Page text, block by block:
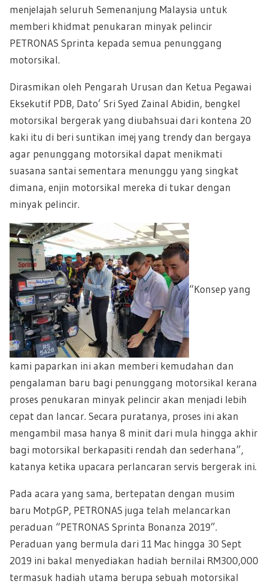
menjelajah seluruh Semenanjung Malaysia untuk
memberi khidmat penukaran minyak pelincir
PETRONAS Sprinta kepada semua penunggang
motorsikal.
Dirasmikan oleh Pengarah Urusan dan Ketua Pegawai
Eksekutif PDB, Dato’ Sri Syed Zainal Abidin, bengkel
motorsikal bergerak yang diubahsuai dari kontena 20
kaki itu di beri suntikan imej yang trendy dan bergaya
agar penunggang motorsikal dapat menikmati
suasana santai sementara menunggu yang singkat
dimana, enjin motorsikal mereka di tukar dengan
minyak pelincir.
“Konsep yang
kami paparkan ini akan memberi kemudahan dan
pengalaman baru bagi penunggang motorsikal kerana
proses penukaran minyak pelincir akan menjadi lebih
cepat dan lancar. Secara puratanya, proses ini akan
mengambil masa hanya 8 minit dari mula hingga akhir
bagi motorsikal berkapasiti rendah dan sederhana”,
katanya ketika upacara perlancaran servis bergerak ini.
Pada acara yang sama, bertepatan dengan musim
baru MotpGP, PETRONAS juga telah melancarkan
peraduan “PETRONAS Sprinta Bonanza 2019”.
Peraduan yang bermula dari 11 Mac hingga 30 Sept
2019 ini bakal menyediakan hadiah bernilai RM300,000
termasuk hadiah utama berupa sebuah motorsikal